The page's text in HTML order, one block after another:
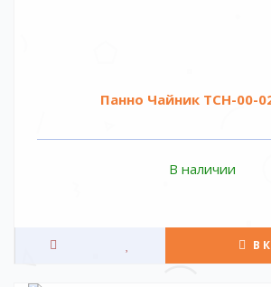
Панно Чайник TCH-00-
В наличии
В